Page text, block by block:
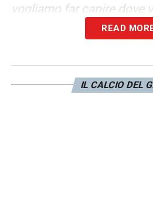
vogliamo far capire dove
NUOVO STADIO A BIELLA
giocare qui a Vinovo, ma
calcio femminile in Italia
READ
IL CALCIO DEL